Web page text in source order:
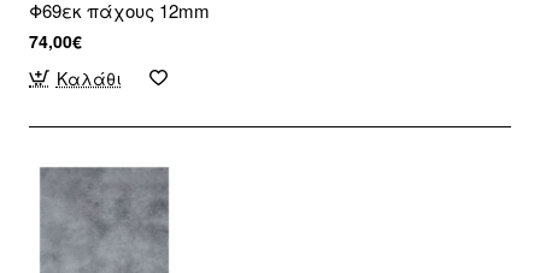
Φ69εκ πάχους 12mm
74,00€
Καλάθι